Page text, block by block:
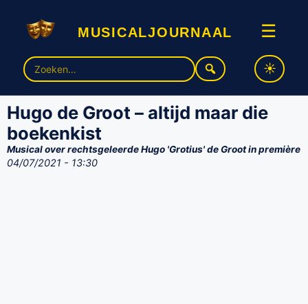
musicaljournaal ☰
Zoek
naar:
Hugo de Groot – altijd maar die
boekenkist
Musical over rechtsgeleerde Hugo 'Grotius' de Groot in première
04/07/2021 - 13:30